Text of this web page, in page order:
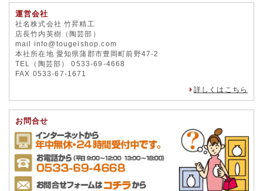
運営会社
社名株式会社 竹昇精工
店長竹内英樹（陶芸部）
mail info@tougeishop.com
本社所在地 愛知県蒲郡市豊岡町前野47-2
TEL（陶芸部） 0533-69-4668
FAX 0533-67-1671
詳しくはこちら
お問合せ